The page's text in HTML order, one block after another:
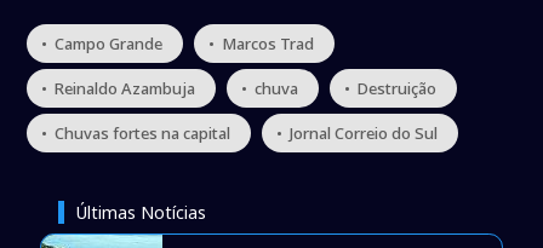
• Campo Grande • Marcos Trad
• Reinaldo Azambuja • chuva • Destruição
• Chuvas fortes na capital • Jornal Correio do Sul
Últimas Notícias